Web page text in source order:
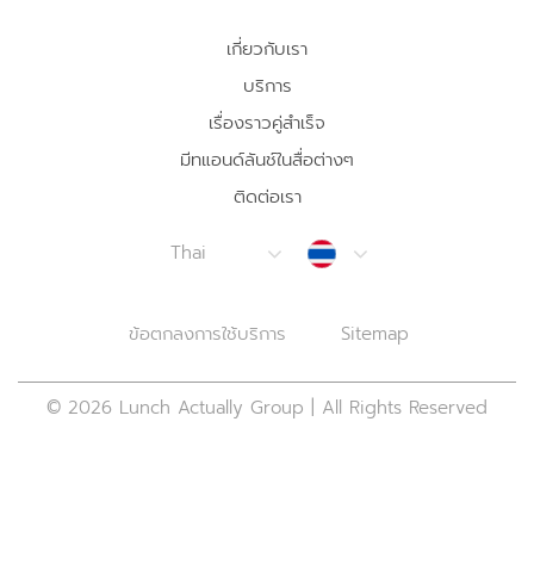
เกี่ยวกับเรา
บริการ
เรื่องราวคู่สำเร็จ
มีทแอนด์ลันช์ในสื่อต่างๆ
ติดต่อเรา
Thai Thailand
ข้อตกลงการใช้บริการ Sitemap
© 2026 Lunch Actually Group | All Rights Reserved